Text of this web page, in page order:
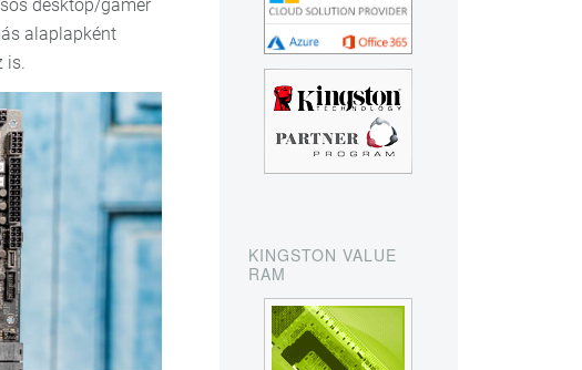
desktop/gamer
alaplapként
is.
KINGSTON VALUE
RAM